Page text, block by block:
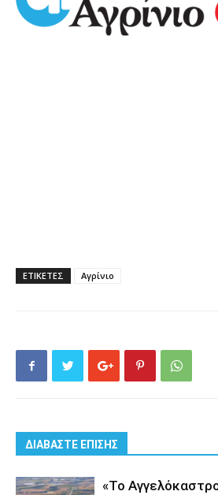
ΕΤΙΚΕΤΕΣ Αγρίνιο
ΔΙΑΒΑΣΤΕ ΕΠΙΣΗΣ
«Το